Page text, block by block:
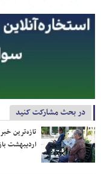
در بحث مشارکت کنید
تازه‌ترین
اردیبهشت